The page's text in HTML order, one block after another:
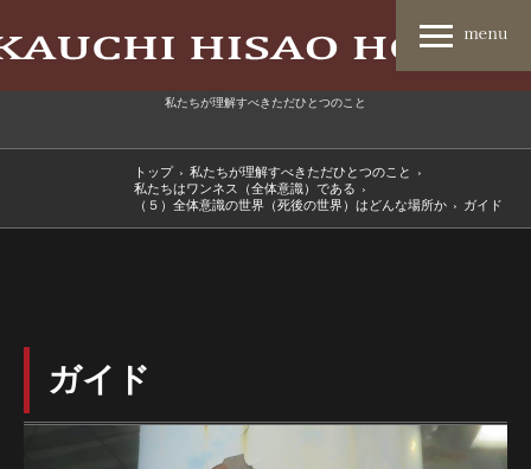
私たちが理解すべきただひとつのこと
トップ › 私たちが理解すべきただひとつのこと
›
私たちはワンネス（全体意識）である ›
（５）全体意識の世界（死後の世界）はどんな場所か › ガイド
ガイド